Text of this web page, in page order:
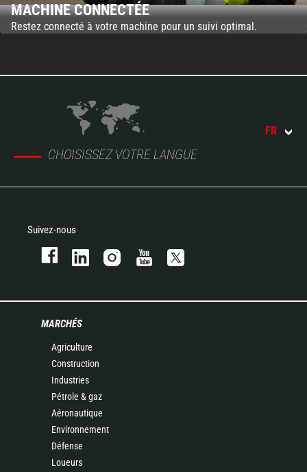
MACHINE CONNECTÉE
Restez connecté à votre machine pour un suivi optimal.
CHOISISSEZ VOTRE LANGUE
FR
Suivez-nous
MARCHÉS
Agriculture
Construction
Industries
Pétrole & gaz
Aéronautique
Environnement
Défense
Loueurs